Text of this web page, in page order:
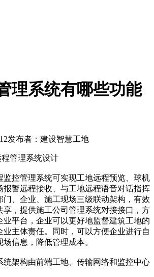
理系统有哪些功能
发布者：建设智慧工地
管理系统设计
监控管理系统可实现工地远程预览、球机
报警远程接收、与工地远程语音对话指挥
门、企业、施工现场三级联动架构，有效
享，提供施工公司管理系统对接接口，方
业平台，企业可以更好地监督建筑工地的
业主体责任。同时，可以方便企业进行自
信息，降低管理成本。
统架构由前端工地、传输网络和监控中心